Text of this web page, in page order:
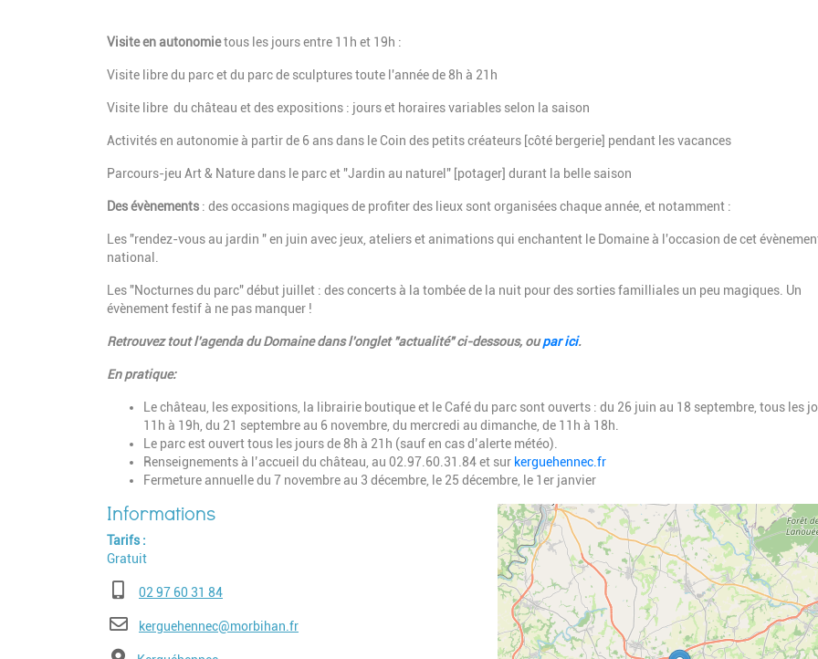
Visite en autonomietous les jours entre 11h et 19h :
Visite libre du parc et du parc de sculptures toute l'année de 8h à 21h
Visite libre du château et des expositions : jours et horaires variables selon la saison
Activités en autonomie à partir de 6 ans dans le Coin des petits créateurs [côté bergerie] pendant les vacances
Parcours-jeu Art & Nature dans le parc et "Jardin au naturel" [potager] durant la belle saison
Des évènements : des occasions magiques de profiter des lieux sont organisées chaque année, et notamment :
Les "rendez-vous au jardin " en juin avec jeux, ateliers et animations qui enchantent le Domaine à l'occasion de cet
national.
Les "Nocturnes du parc" début juillet : des concerts à la tombée de la nuit pour des sorties familliales un peu magiques. Un
évènement festif à ne pas manquer !
Retrouvez tout l'agenda du Domaine dans l'onglet "actualité" ci-dessous, oupar ici.
En pratique:
Le château, les expositions, la librairie boutique et le Café du parc sont ouverts : du 26 juin au 18 septembre, tous les
11h à 19h, du 21 septembre au 6 novembre, du mercredi au dimanche, de 11h à 18h.
Le parc est ouvert tous les jours de 8h à 21h (sauf en cas d’alerte météo).
Renseignements à l’accueil du château, au 02.97.60.31.84 et sur kerguehennec.fr
Fermeture annuelle du 7 novembre au 3 décembre, le 25 décembre, le 1er janvier
Tarifs
Gratuit
Téléphone02 97 60 31 84
E-mailkerguehennec@morbihan.fr
Geolocalisation